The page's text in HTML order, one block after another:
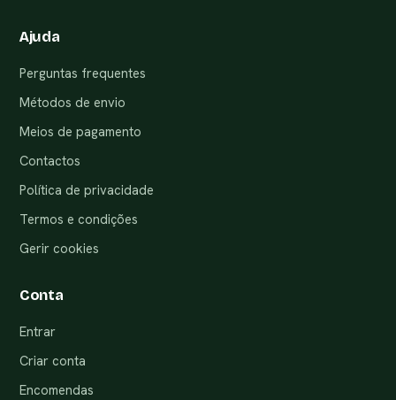
Ajuda
Perguntas frequentes
Métodos de envio
Meios de pagamento
Contactos
Política de privacidade
Termos e condições
Gerir cookies
Conta
Entrar
Criar conta
Encomendas